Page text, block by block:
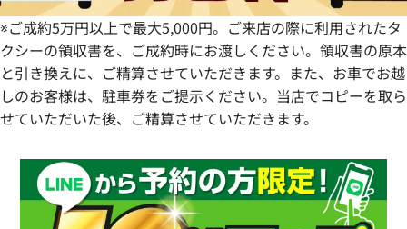
※ご成約5万円以上で最大5,000円。ご来店の際に利用されたタ
クシーの領収書を、ご成約時にお渡しください。領収書の原本
と引き換えに、ご精算させていただきます。また、お車でお越
しのお客様は、駐車券をご提示ください。当店でコピーを取ら
せていただいた後、ご精算させていただきます。